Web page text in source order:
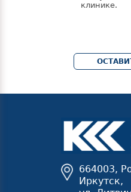
клинике.
664003,
Иркутск,